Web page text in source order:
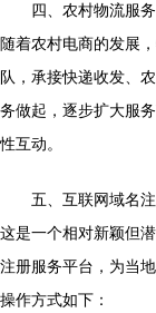
四、农村物流服务
随着农村电商的发展
队，承接快递收发、
务做起，逐步扩大服
性互动。
五、互联网域名
这是一个相对新颖但
注册服务平台，为当
操作方式如下：